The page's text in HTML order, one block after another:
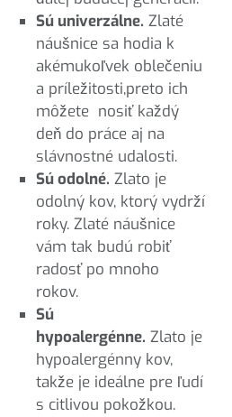
Sú univerzálne. Zlaté
náušnice sa hodia k
akémukoľvek oblečeniu
a príležitosti,preto ich
môžete nosiť každý
deň do práce aj na
slávnostné udalosti.
Sú odolné. Zlato je
odolný kov, ktorý vydrží
roky. Zlaté náušnice
vám tak budú robiť
radosť po mnoho
rokov.
Sú
hypoalergénne. Zlato je
hypoalergénny kov,
takže je ideálne pre ľudí
s citlivou pokožkou.